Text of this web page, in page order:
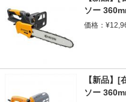
ソー
価格：
【新品】
ソー